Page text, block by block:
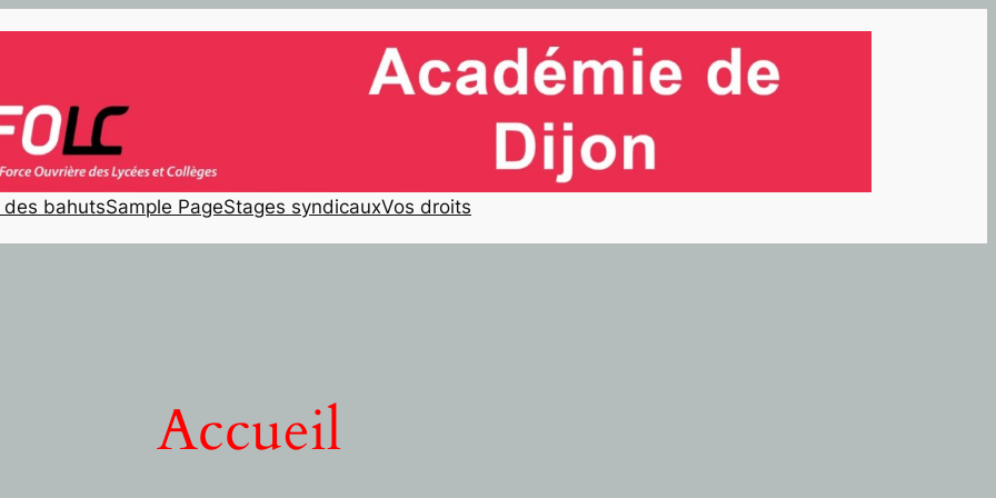
des bahutsSample PageStages syndicauxVos droits
Accueil